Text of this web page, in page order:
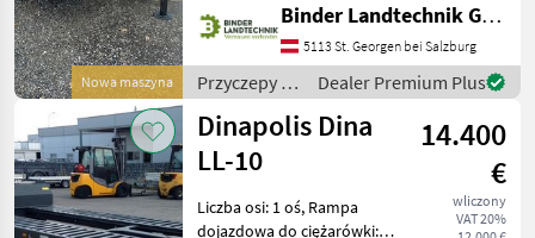
Przyczepy
Niskopodwoziowe
Dinapolis
WYBIERZ
KATEGORIĘ
Dinapolis
Nowa maszyna
6500 mm Länge des
geneigten Hecks 1700 mm
Breite der Pla
Binder Landtechnik GmbH & CoKG
5113 St. Georgen bei Salzburg
Przyczepy /
Dinapolis
Dealer Premium Plus
Dinapolis Dina
LL-10
14.400
€
wliczony
VAT 20%
Liczba osi: 1 oś, Rampa
dojazdowa do ciężarówki: